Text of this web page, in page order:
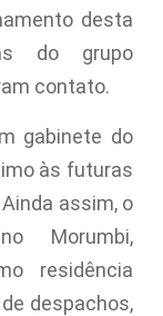
desta
do grupo
contato.
gabinete do
às futuras
assim, o
Morumbi,
residência
despachos,